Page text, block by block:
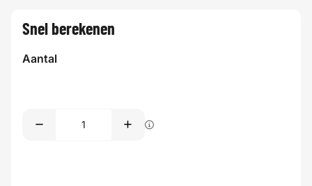
Snel berekenen
Aantal